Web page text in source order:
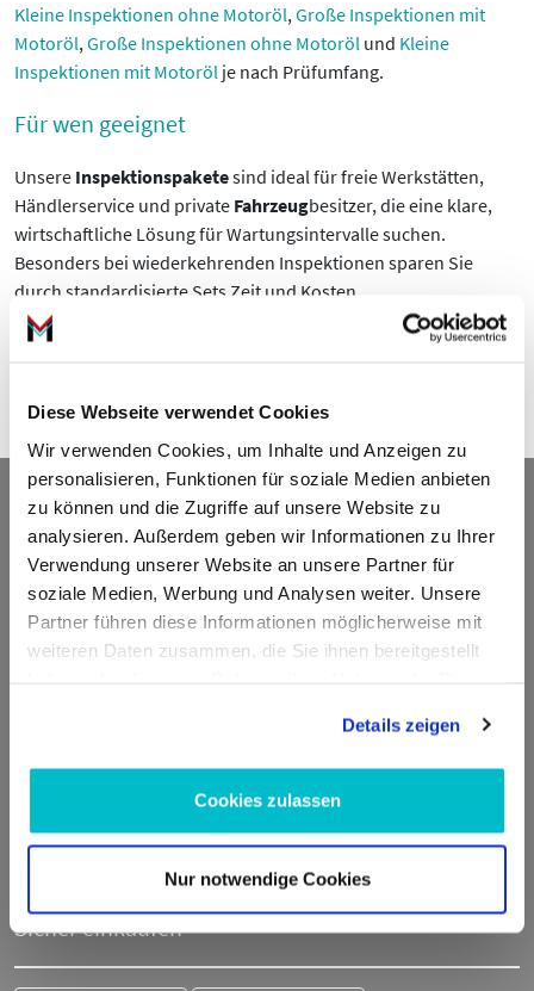
Diese Webseite verwendet Cookies
Wir verwenden Cookies, um Inhalte und Anzeigen zu
personalisieren, Funktionen für soziale Medien anbieten
zu können und die Zugriffe auf unsere Website zu
analysieren. Außerdem geben wir Informationen zu Ihrer
Verwendung unserer Website an unsere Partner für
soziale Medien, Werbung und Analysen weiter. Unsere
Partner führen diese Informationen möglicherweise mit
weiteren Daten zusammen, die Sie ihnen bereitgestellt
Details zeigen
Cookies zulassen
Nur notwendige Cookies
Kleine Inspektionen ohne Motoröl,Große Inspektionen mit
Motoröl,Große Inspektionen ohne Motoröl und Kleine
Inspektionen mit Motoröl je nach Prüfumfang.
Für wen geeignet
Unsere Inspektionspaketesind ideal für freie Werkstätten,
Händlerservice und private Fahrzeugbesitzer, die eine klare,
wirtschaftliche Lösung für Wartungsintervalle suchen.
Besonders bei wiederkehrenden Inspektionen sparen Sie
durch standardisierte Sets Zeit und Kosten.
Wenn Sie Fragen zur Auswahl oder zur passenden
Fahrzeugund optimieren Sie Ihre Wartungsprozesse.
Kontakt
ADDED VALUE Unlimited GmbH
Fritz-Müller-Str. 100
73730 Esslingen am Neckar
Deutschland
Mo-Fr 7:30-12:00 Uhr & 13:00 - 16:00 Uhr
+49 711 21951190
WhatsApp:+49 174 1949813
Sicher einkaufen